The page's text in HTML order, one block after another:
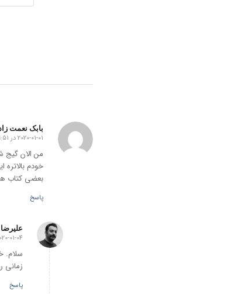
بابک نعمت
گفته:
2020-01-01 در 19:51
من الان گیج
خودم
بعضی کتاب ها
پاسخ
گفته:
2020-01-04 در
سلام.
زمانی
پاسخ